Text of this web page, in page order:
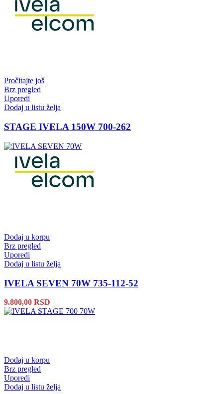
Pročitajte još
Brz pregled
Uporedi
Dodaj u listu želja
STAGE IVELA 150W 700-262
Dodaj u korpu
Brz pregled
Uporedi
Dodaj u listu želja
IVELA SEVEN 70W 735-112-52
9.800,00 RSD
Dodaj u korpu
Brz pregled
Uporedi
Dodaj u listu želja